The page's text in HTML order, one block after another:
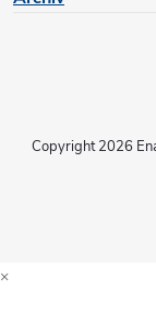
Copyright 2026
×